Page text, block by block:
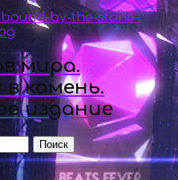
мира.
камень.
издание